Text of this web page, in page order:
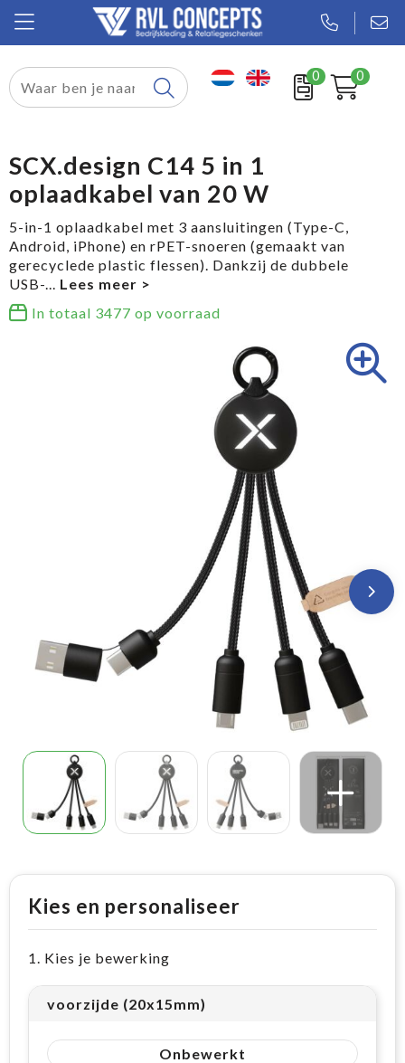
0 0
Relatiegeschenken
Tassen
Sport
Werkkleding
SCX.design C14 5 in 1
oplaadkabel van 20 W
5-in-1 oplaadkabel met 3 aansluitingen (Type-C,
Android, iPhone) en rPET-snoeren (gemaakt van
gerecyclede plastic flessen). Dankzij de dubbele
USB-...
In totaal 3477 op voorraad
Kies en personaliseer
1. Kies je bewerking
voorzijde (20x15mm)
Onbewerkt